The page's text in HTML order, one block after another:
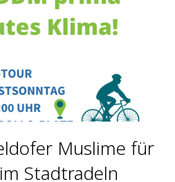
Muslime für
Stadtradeln